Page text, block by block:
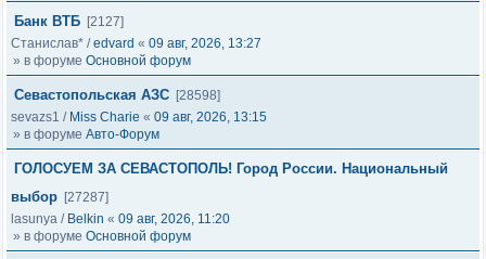
Банк ВТБ [2127]
Станислав* /edvard « 09 авг, 2026, 13:27
» в форуме Основной форум
Севастопольская АЗС [28598]
sevazs1 / Miss Charie « 09 авг, 2026, 13:15
» в форуме Авто-Форум
ГОЛОСУЕМ ЗА СЕВАСТОПОЛЬ! Город России. Национальный
выбор [27287]
lasunya / Belkin « 09 авг, 2026, 11:20
» в форуме Основной форум